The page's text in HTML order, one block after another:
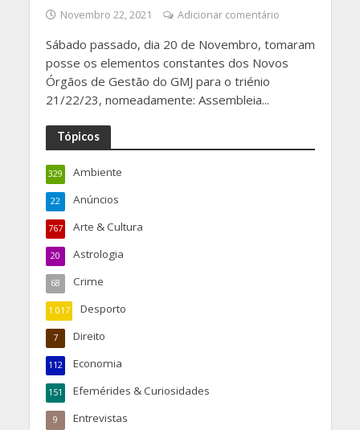
Novembro 22, 2021 Adicionar comentário
Sábado passado, dia 20 de Novembro, tomaram
posse os elementos constantes dos Novos
Órgãos de Gestão do GMJ para o triénio
21/22/23, nomeadamente: Assembleia...
Tópicos
Ambiente
329
Anúncios
22
Arte & Cultura
767
Astrologia
20
Crime
68
Desporto
1.017
Direito
7
Economia
112
Efemérides & Curiosidades
151
Entrevistas
9